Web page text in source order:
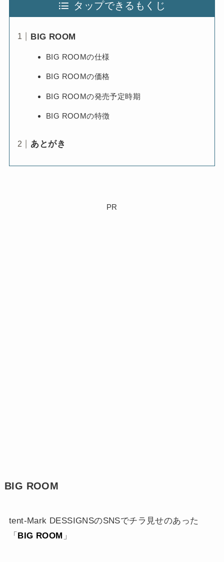
タップできるもくじ
BIG ROOM
BIG ROOMの仕様
BIG ROOMの価格
BIG ROOMの発売予定時期
BIG ROOMの特徴
あとがき
PR
BIG ROOM
tent-Mark DESSIGNSのSNSでチラ見せのあった
「 BIG ROOM 」